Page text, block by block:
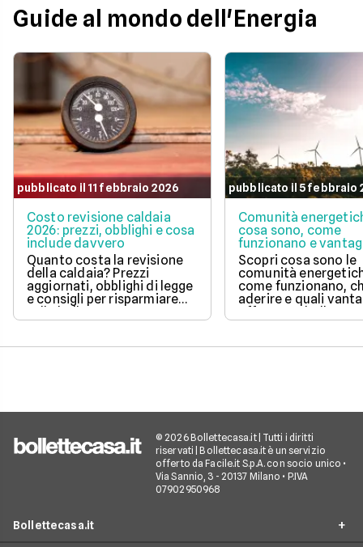
soluzione a prezzo variabile
consente di agganciare la
all'andamento aggiornato
del mercato dell'energia
naturale.
aiutano a tenere
controllo le spese di
Scopri la soluzione
conveniente per te
quelle proposte da
Illumia e Ajò Energia
risparmiare fin da
Guide al mondo dell'Energia
pubblicato il 11 febbraio 2026
Costo revisione caldaia
2026: prezzi, obblighi e cosa
include davvero
Quanto costa la revisione
della caldaia? Prezzi
aggiornati, obblighi di legge
e consigli per risparmiare
sulla bolletta gas.
pubblicato il 5 febbraio
Comunità
cosa sono, come
funzionano e
Scopri cosa sono le
comunità
come funzionano,
aderire e quali
offrono su bolletta e
sostenibilità.
© 2026 Bollettecasa.it | Tutti i diritti
riservati | Bollettecasa.it è un servizio
offerto da Facile.it S.p.A. con socio unico •
Via Sannio, 3 - 20137 Milano • P.IVA
07902950968
Bollettecasa.it